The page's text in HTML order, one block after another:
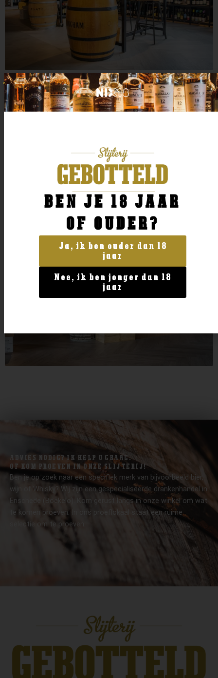
ADVIES NODIG? IK HELP U GRAAG.
OF KOM PROEVEN IN ONZE SLIJTERIJ!
Ben je op zoek naar een specifiek merk van bijvoorbeeld bier,
wijn of Whisky? Wij zijn een gespecialiseerde drankenhandel in
Enschede (Boekelo). Kom gerust langs in onze winkel om wat
te komen proeven. In ons proeflokaal staat een ruime
selectie om te proeven.
BEN JE 18 JAAR
OF OUDER?
Ja, ik ben ouder dan 18
jaar
Nee, ik ben jonger dan 18
jaar